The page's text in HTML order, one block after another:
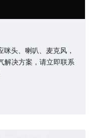
头、喇叭、麦克风，
解决方案，请立即联系